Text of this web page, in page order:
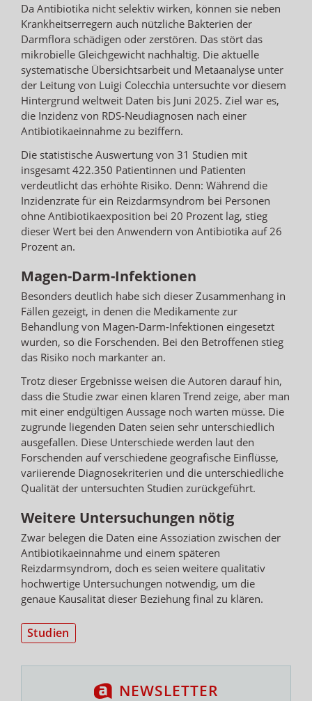
Da Antibiotika nicht selektiv wirken, können sie neben
Krankheitserregern auch nützliche Bakterien der
Darmflora schädigen oder zerstören. Das stört das
mikrobielle Gleichgewicht nachhaltig. Die aktuelle
systematische Übersichtsarbeit und Metaanalyse unter
der Leitung von Luigi Colecchia untersuchte vor diesem
Hintergrund weltweit Daten bis Juni 2025. Ziel war es,
die Inzidenz von RDS-Neudiagnosen nach einer
Antibiotikaeinnahme zu beziffern.
Die statistische Auswertung von 31 Studien mit
insgesamt 422.350 Patientinnen und Patienten
verdeutlicht das erhöhte Risiko. Denn: Während die
Inzidenzrate für ein Reizdarmsyndrom bei Personen
ohne Antibiotikaexposition bei 20 Prozent lag, stieg
dieser Wert bei den Anwendern von Antibiotika auf 26
Prozent an.
Magen-Darm-Infektionen
Besonders deutlich habe sich dieser Zusammenhang in
Fällen gezeigt, in denen die Medikamente zur
Behandlung von Magen-Darm-Infektionen eingesetzt
wurden, so die Forschenden. Bei den Betroffenen stieg
das Risiko noch markanter an.
Trotz dieser Ergebnisse weisen die Autoren darauf hin,
dass die Studie zwar einen klaren Trend zeige, aber man
mit einer endgültigen Aussage noch warten müsse. Die
zugrunde liegenden Daten seien sehr unterschiedlich
ausgefallen. Diese Unterschiede werden laut den
Forschenden auf verschiedene geografische Einflüsse,
variierende Diagnosekriterien und die unterschiedliche
Qualität der untersuchten Studien zurückgeführt.
Weitere Untersuchungen nötig
Zwar belegen die Daten eine Assoziation zwischen der
Antibiotikaeinnahme und einem späteren
Reizdarmsyndrom, doch es seien weitere qualitativ
hochwertige Untersuchungen notwendig, um die
genaue Kausalität dieser Beziehung final zu klären.
Studien
NEWSLETTER